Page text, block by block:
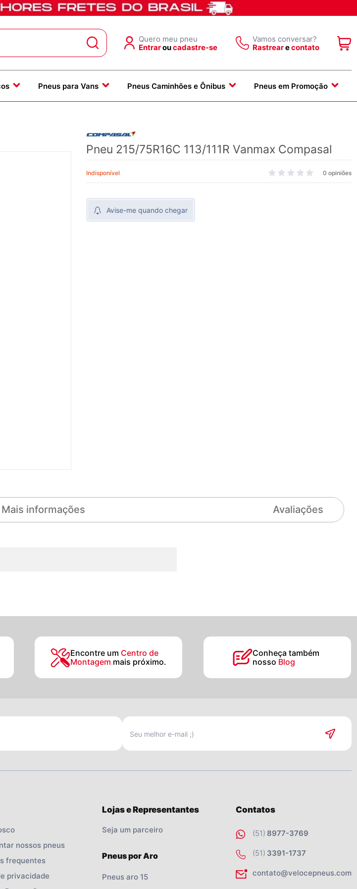
Quero meu pneu
Entraroucadastre-se
Vamos conversar?
Rastrearecontato
Pneus para Vans Pneus Caminhões e Ônibus Pneus em Promoção
Pneu 215/75R16C 113/111R Vanmax Compasal
Indisponível 0 opiniões
Avise-me quando chegar
Mais informações Avaliações
Encontre um Centro de
Montagem mais próximo.
Conheça também
nosso Blog
nossos pneus
frequentes
privacidade
Lojas e Representantes
Seja um parceiro
Pneus por Aro
Pneus aro 15
Contatos
(51) 8977-3769
(51) 3391-1737
contato@velocepneus.com